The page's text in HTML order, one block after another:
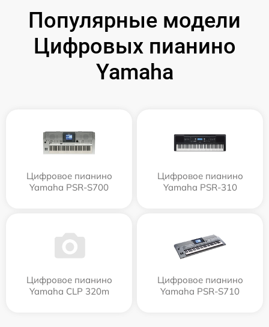
Популярные модели
Цифровых пианино
Yamaha
Цифровое пианино
Yamaha PSR-S700
Цифровое пианино
Yamaha PSR-310
Цифровое пианино
Yamaha CLP 320m
Цифровое пианино
Yamaha PSR-S710